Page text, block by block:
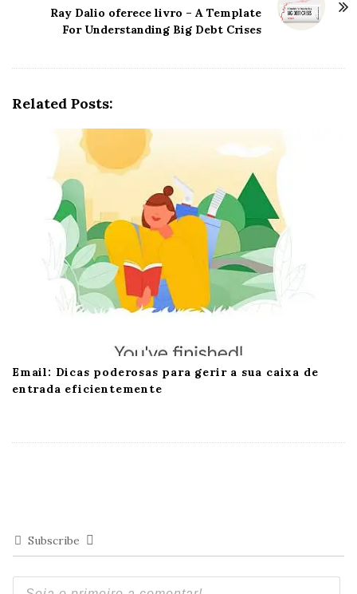
Ray Dalio oferece livro – A Template
For Understanding Big Debt Crises
Related Posts:
Email: Dicas poderosas para gerir a sua caixa de
entrada eficientemente
Subscribe